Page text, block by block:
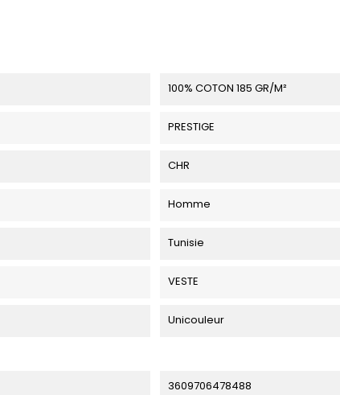
100% COTON 185 GR/M²
PRESTIGE
CHR
Homme
Tunisie
VESTE
Unicouleur
3609706478488